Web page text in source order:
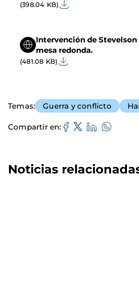
(398.04 KB)
Intervención de Stevelson
mesa redonda.
(481.08 KB)
Temas Guerra y conflicto
Compartir en
Noticias